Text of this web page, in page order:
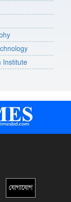
Institute
যোগাযোগ